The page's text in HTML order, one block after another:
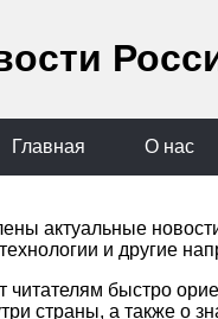
Главная О нас
актуальные
и другие
быстро
страны, а также о